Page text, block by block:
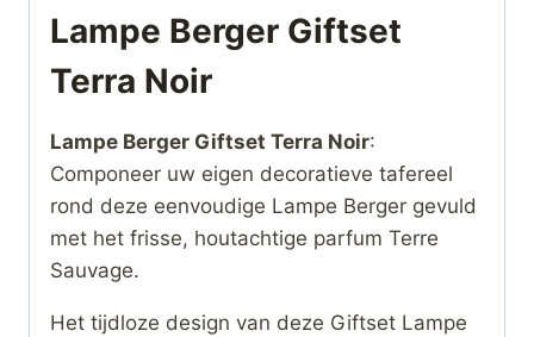
Lampe Berger Giftset
Terra Noir
Lampe Berger Giftset Terra Noir:
Componeer uw eigen decoratieve tafereel
rond deze eenvoudige Lampe Berger gevuld
met het frisse, houtachtige parfum Terre
Sauvage.
Het tijdloze design van deze Giftset Lampe